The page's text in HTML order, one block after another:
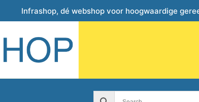
Infrashop, dé webshop voor hoogwaardige